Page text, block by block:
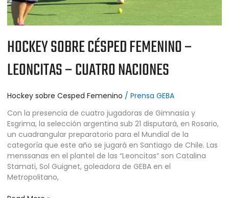
HOCKEY SOBRE CÉSPED FEMENINO –
LEONCITAS – CUATRO NACIONES
Hockey sobre Cesped Femenino / Prensa GEBA
Con la presencia de cuatro jugadoras de Gimnasia y
Esgrima, la selección argentina sub 21 disputará, en Rosario,
un cuadrangular preparatorio para el Mundial de la
categoría que este año se jugará en Santiago de Chile. Las
menssanas en el plantel de las “Leoncitas” son Catalina
Stamati, Sol Guignet, goleadora de GEBA en el
Metropolitano,